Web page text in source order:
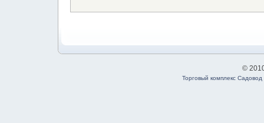
©
Торговый комплекс Садовод